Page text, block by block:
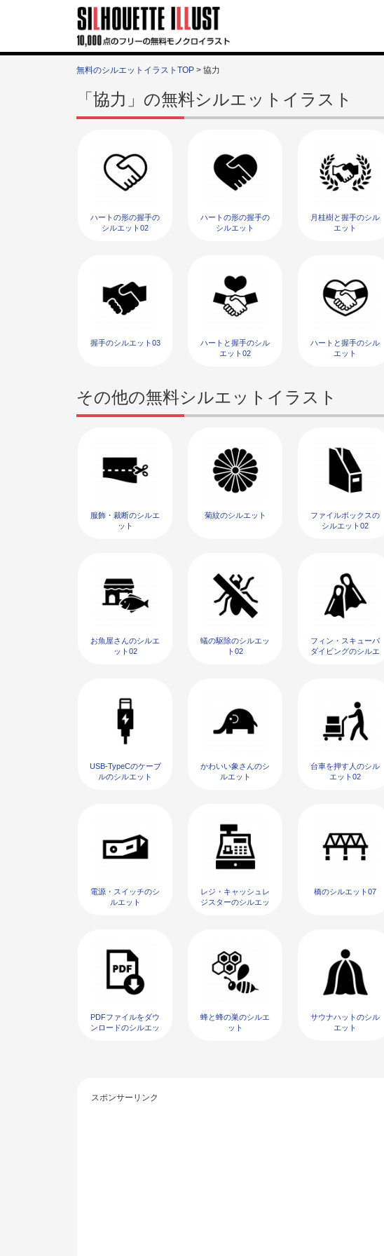
無料のシルエットイラストTOP > 協力
「協力」の無料シルエットイラスト
ハートの形の握手の
シルエット02
ハートの形の握手の
シルエット
月桂樹と握手のシル
エット
握手のシルエット03
ハートと握手のシル
エット02
ハートと握手のシル
エット
その他の無料シルエットイラスト
服飾・裁断のシルエ
ット
菊紋のシルエット
ファイルボックスの
シルエット02
お魚屋さんのシルエ
ット02
蟻の駆除のシルエッ
ト02
フィン・スキューバ
ダイビングのシルエ
USB-TypeCのケーブ
ルのシルエット
かわいい象さんのシ
ルエット
台車を押す人のシル
エット02
電源・スイッチのシ
ルエット
レジ・キャッシュレ
ジスターのシルエッ
橋のシルエット07
PDFファイルをダウ
ンロードのシルエッ
蜂と蜂の巣のシルエ
ット
サウナハットのシル
エット
スポンサーリンク